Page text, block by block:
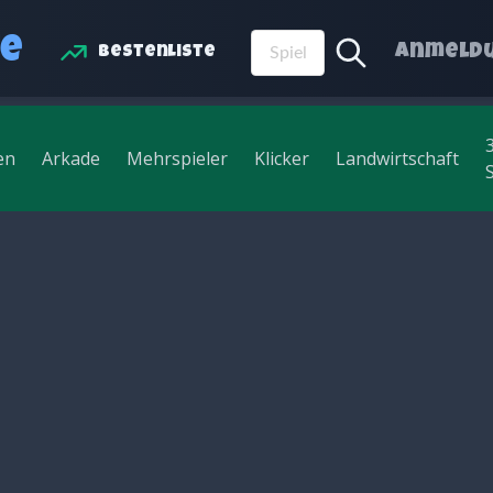
Bestenliste
Arkade Mehrspieler Klicker Landwirtschaft